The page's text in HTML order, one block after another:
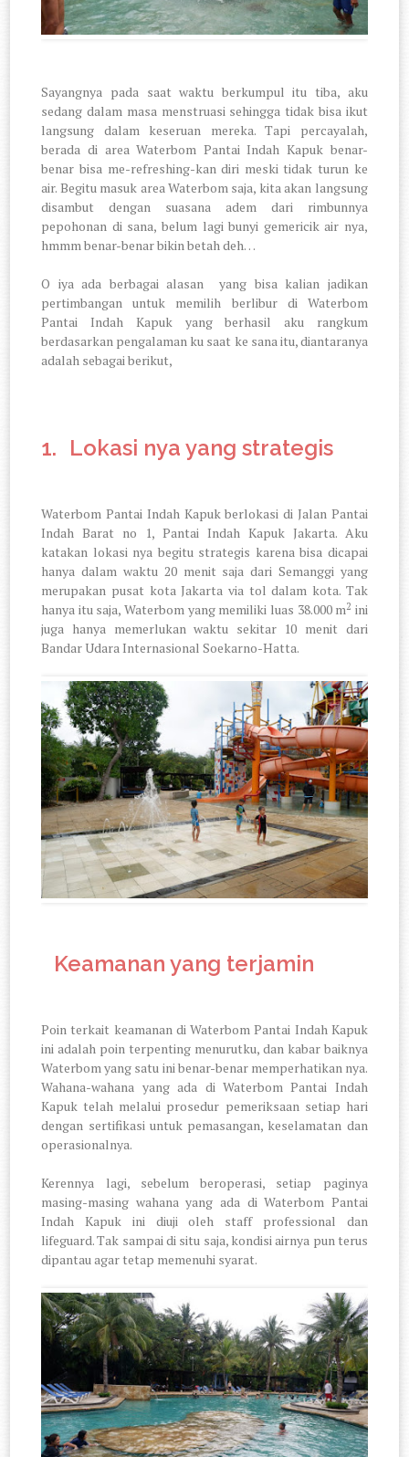
Sayangnya pada saat waktu berkumpul itu tiba, aku
sedang dalam masa menstruasi sehingga tidak bisa ikut
langsung dalam keseruan mereka. Tapi percayalah,
berada di area Waterbom Pantai Indah Kapuk benar-
benar bisa me-refreshing-kan diri meski tidak turun ke
air. Begitu masuk area Waterbom saja, kita akan langsung
disambut dengan suasana adem dari rimbunnya
pepohonan di sana, belum lagi bunyi gemericik air nya,
hmmm benar-benar bikin betah deh…
O iya ada berbagai alasan
yang bisa kalian jadikan
pertimbangan untuk memilih berlibur di Waterbom
Pantai Indah Kapuk yang berhasil aku rangkum
berdasarkan pengalaman ku saat ke sana itu, diantaranya
adalah sebagai berikut,
1. Lokasi nya yang strategis
Waterbom Pantai Indah Kapuk berlokasi di Jalan Pantai
Indah Barat no 1, Pantai Indah Kapuk Jakarta. Aku
katakan lokasi nya begitu strategis karena bisa dicapai
hanya dalam waktu 20 menit saja dari Semanggi yang
merupakan pusat kota Jakarta via tol dalam kota. Tak
hanya itu saja, Waterbom yang memiliki luas 38.000 m2 ini
juga hanya memerlukan waktu sekitar 10 menit dari
Bandar Udara Internasional Soekarno-Hatta.
Keamanan yang terjamin
Poin terkait keamanan di Waterbom Pantai Indah Kapuk
ini adalah poin terpenting menurutku, dan kabar baiknya
Waterbom yang satu ini benar-benar memperhatikan nya.
Wahana-wahana yang ada di Waterbom Pantai Indah
Kapuk telah melalui prosedur pemeriksaan setiap hari
dengan sertifikasi untuk pemasangan, keselamatan dan
operasionalnya.
Kerennya lagi, sebelum beroperasi, setiap paginya
masing-masing wahana yang ada di Waterbom Pantai
Indah Kapuk ini diuji oleh staff professional dan
lifeguard. Tak sampai di situ saja, kondisi airnya pun terus
dipantau agar tetap memenuhi syarat.